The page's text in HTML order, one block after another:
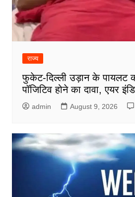
राज्य
फुकेट-दिल्ली उड़ान के पायलट
पॉजिटिव होने का दावा, एयर
admin August 9, 2026